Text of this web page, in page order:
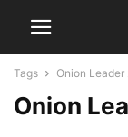
Tags Onion Leader
Onion